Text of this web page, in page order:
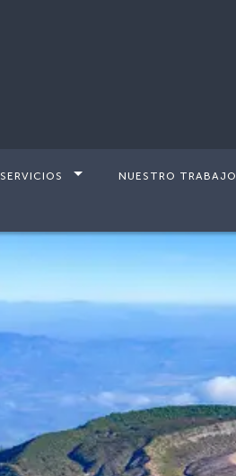
SERVICIOS NUESTRO TRABAJO